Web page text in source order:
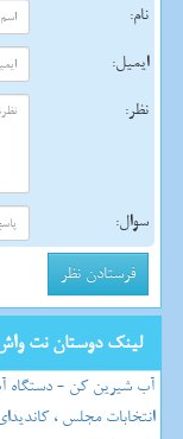
نام:
ایمیل:
نظر:
سوال:
لینک دوستان نت
آب شیرین کن - دستگاه
انتخابات مجلس ،